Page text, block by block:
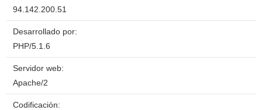
94.142.200.51
Desarrollado por:
PHP/5.1.6
Servidor web:
Apache/2
Codificación: